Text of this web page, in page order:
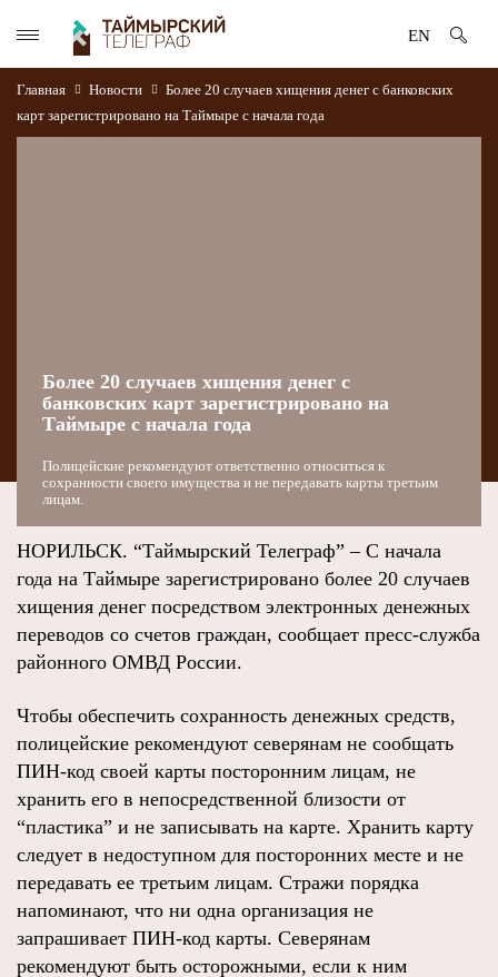
EN
Главная Новости
Более 20 случаев хищения денег с банковских
карт зарегистрировано на Таймыре с начала года
Более 20 случаев хищения денег с
банковских карт зарегистрировано на
Таймыре с начала года
Полицейские рекомендуют ответственно относиться к
сохранности своего имущества и не передавать карты третьим
лицам.
НОРИЛЬСК. “Таймырский Телеграф” – С начала
года на Таймыре зарегистрировано более 20 случаев
хищения денег посредством электронных денежных
переводов со счетов граждан, сообщает пресс-служба
районного ОМВД России.
Чтобы обеспечить сохранность денежных средств,
полицейские рекомендуют северянам не сообщать
ПИН-код своей карты посторонним лицам, не
хранить его в непосредственной близости от
“пластика” и не записывать на карте. Хранить карту
следует в недоступном для посторонних месте и не
передавать ее третьим лицам. Стражи порядка
напоминают, что ни одна организация не
запрашивает ПИН-код карты. Северянам
рекомендуют быть осторожными, если к ним